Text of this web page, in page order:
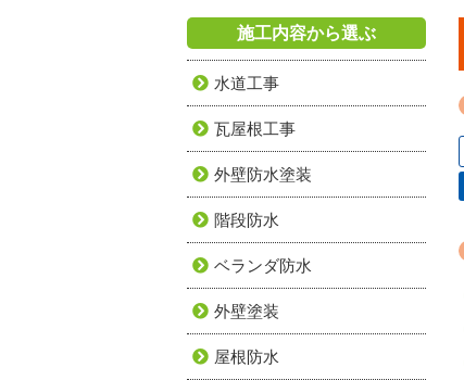
施工内容から選ぶ
水道工事
瓦屋根工事
外壁防水塗装
階段防水
ベランダ防水
外壁塗装
屋根防水